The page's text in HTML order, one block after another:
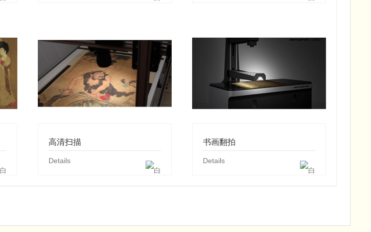
高清扫描
Details
书画翻拍
Details